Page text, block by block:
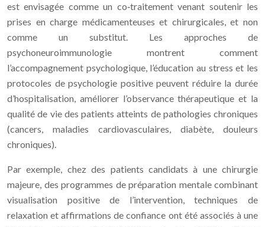
est envisagée comme un co‑traitement venant soutenir les
prises en charge médicamenteuses et chirurgicales, et non
comme un substitut. Les approches de
psychoneuroimmunologie montrent comment
l’accompagnement psychologique, l’éducation au stress et les
protocoles de psychologie positive peuvent réduire la durée
d’hospitalisation, améliorer l’observance thérapeutique et la
qualité de vie des patients atteints de pathologies chroniques
(cancers, maladies cardiovasculaires, diabète, douleurs
chroniques).
Par exemple, chez des patients candidats à une chirurgie
majeure, des programmes de préparation mentale combinant
visualisation positive de l’intervention, techniques de
relaxation et affirmations de confiance ont été associés à une